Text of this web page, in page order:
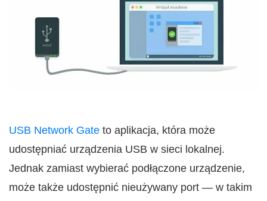
USB Network Gate to aplikacja, która może
udostępniać urządzenia USB w sieci lokalnej.
Jednak zamiast wybierać podłączone urządzenie,
może także udostępnić nieużywany port — w takim